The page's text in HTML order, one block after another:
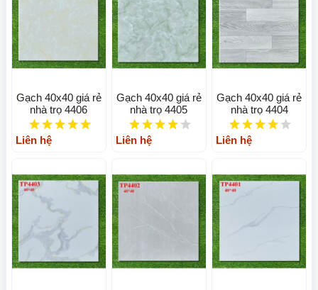
Gạch 40x40 giá rẻ
nhà trọ 4406
Liên hệ
Gạch 40x40 giá rẻ
nhà trọ 4405
Liên hệ
Gạch 40x40 giá rẻ
nhà trọ 4404
Liên hệ